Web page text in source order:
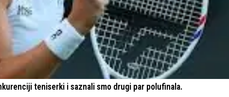
teniserki i saznali smo drugi par polufinala.